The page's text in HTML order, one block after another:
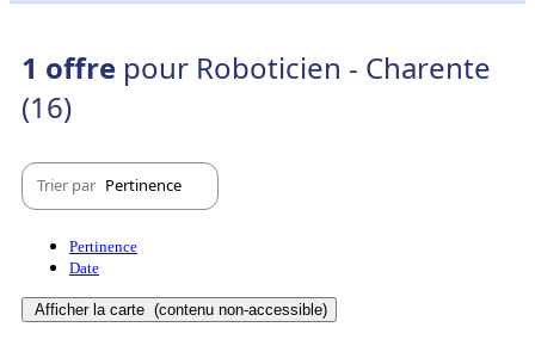
1 offre pour Roboticien - Charente
(16)
Trier par Pertinence
Pertinence
Date
Afficher la carte (contenu non-accessible)